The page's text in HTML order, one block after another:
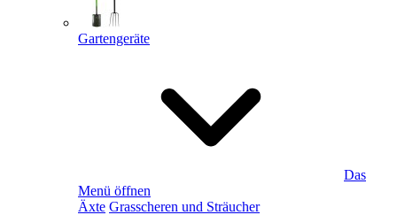
Gartengeräte
Das
Menü öffnen
Äxte Grasscheren und Sträucher